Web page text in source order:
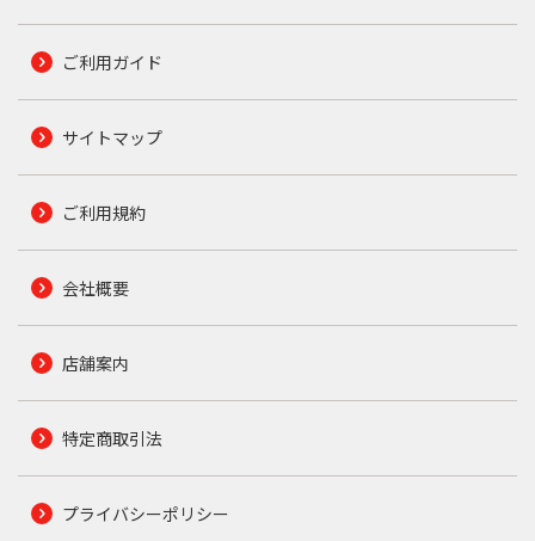
ご利用ガイド
サイトマップ
ご利用規約
会社概要
店舗案内
特定商取引法
プライバシーポリシー